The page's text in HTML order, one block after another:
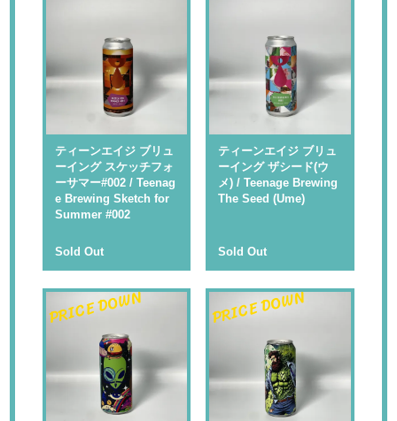
ティーンエイジ ブリュ
ーイング スケッチフォ
ーサマー#002 / Teenag
e Brewing Sketch for
Summer #002
Sold Out
ティーンエイジ ブリュ
ーイング ザシード(ウ
メ) / Teenage Brewing
The Seed (Ume)
Sold Out
PRICE DOWN PRICE DOWN